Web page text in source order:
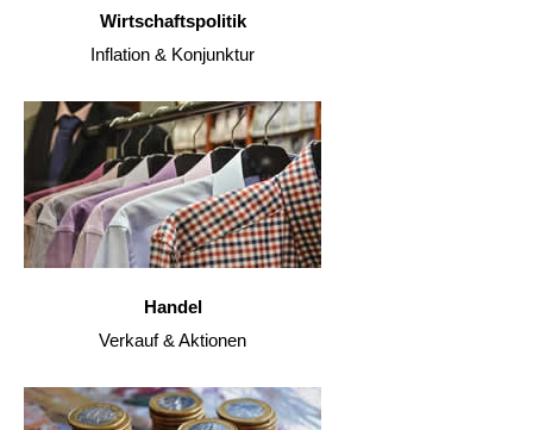
Wirtschaftspolitik
Inflation & Konjunktur
Handel
Verkauf & Aktionen